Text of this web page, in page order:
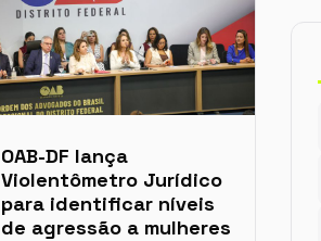
OAB-DF lança
Violentômetro Jurídico
para identificar níveis
de agressão a mulheres